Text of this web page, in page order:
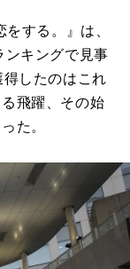
する。』は、
ンキングで見事
したのはこれ
飛躍、その始
た。